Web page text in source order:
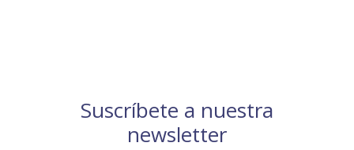
Suscríbete a nuestra
newsletter